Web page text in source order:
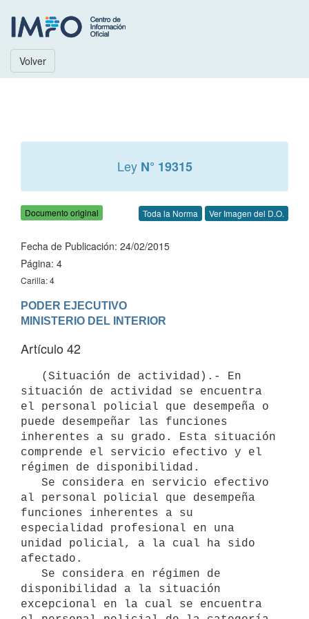
Volver
Ley N° 19315
Documento original Toda la Norma Ver Imagen del D.O.
Fecha de Publicación: 24/02/2015
Página: 4
Carilla: 4
PODER EJECUTIVO
Artículo 42
situación de actividad se encuentra
el personal policial que desempeña o
puede desempeñar las funciones
inherentes a su grado. Esta situación
comprende el servicio efectivo y el
régimen de disponibilidad.
al personal policial que desempeña
funciones inherentes a su
especialidad profesional en una
unidad policial, a la cual ha sido
afectado.
disponibilidad a la situación
excepcional en la cual se encuentra